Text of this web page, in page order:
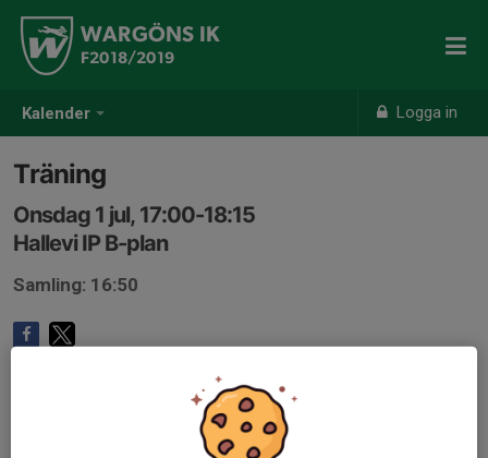
Kalender Logga in
WARGÖNS IK
F2018/2019
Träning
Onsdag 1 jul, 17:00-18:15
Hallevi IP B-plan
Samling: 16:50